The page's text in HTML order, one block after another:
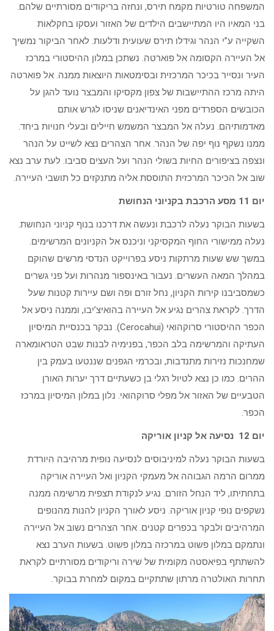
המשפחה טורטיות מקמח תירס, ונחזה בריקודים מסורתיים שלהם.
בני המאיו היו המתיישבים הילדים של האזור ועסקו בחקלאות
השקייה ע”י הנהר וגידלו תירס שעועית ודלעות. לאחר הביקור נמשיך
אל העיירה הקסומה אל פוארטה. נשתכן במלון ההיסטורי במרכז
העיר ונסייר בכיכר המרכזית ובסימטאות היוצאות ממנה. אל פוארטה
היתה מרכז ההתיישבות של צפון מקסיקו והמבצר נועד להגן על
הכובשים הספרדים מפני האינדיאנים שניסו לגרש אותם
מאדמותיהם. נעלה אל המבצר המשמש חיילים ובעלי חנויות ביחד.
ממנו נשקף נוף יפה של הנהר. אחר הצהרים נצא לשייט על הנהר
ונצפה בציפורים החיות בשולי הנהר ועל העצים סביבו. לעת ערב נצא
שוב אל הכיכר המרכזית התוססת אליה מתנקזים כל תושבי העיירה.
יום 11 מסע הרכבת בקניוני הנחושת
בשעות הבוקר נעלה לרכבת ונעשה את דרכנו בנוף קניוני הנחושת.
נעלה ממישורי החוף המקסיקני וניכנס אל הקניונים המרשימים.
במשך שש שעות מרתקות ניסע בפרוייקט הנדסי מרשים שהוקם
במהלך המאה העשרים. נעבור באינספור מנהרות ועל פני גשרים
כשמסביבנו קירות הקניון, נחל זורם ופה ושם עיירות קטנות שעל
הדרך. לקראת צהרים נגיע אל העיירה בהואיצ’יבו, וממנה ניסע אל
הכפר ההיסטורי סרוקהואי (Cerocahui). נבקר בכנסיית המיסיון
העתיקה והמרשימה בלב הכפר, בפנימיה לבנות שבט הטראומארה
שמחנכות נזירות מתנדבות, ובכרמי הגפנים שננטעו בעמק בין
ההרים. כמו כן נצא לטיול רגלי בן כשעתיים דרך יערות האורן
הטבעיים של האזור אל מפלי סרוקהואי. נלון במלון המיסיון במרכז
הכפר.
יום 12 נסיעה אל קניון אוריקה
בשעות הבוקר נעלה למיניבוסים לנסיעה נופית מרהיבה היורדת
ממרום הרמה הגבוהה אל מעמקי הקניון ואל העיירה אוריקה
בתחתיתו, ליד הנחל הזורם. נגיע לנקודת תצפית מרשימה ממנה
נשקפים נופי קניון אוריקה. ניסע לאורך הקניון להנות מהנופים
המרהיבים ולבקר בכפרים קטנים. אחר הצהרים נשוב אל העיירה
ונתמקם במלון פשוט במרכזה במלון פשוט. בשעות הערב נצא
להשתתף בפיאסטה מקומית של שירה וריקודים מסורתיים לקראת
תחרות האולטרה מרתון שתתקיים במקום למחרת בבוקר.